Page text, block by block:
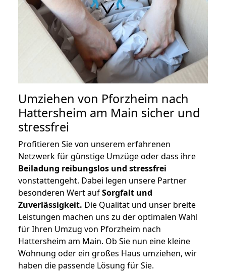
Umziehen von Pforzheim nach
Hattersheim am Main sicher und
stressfrei
Profitieren Sie von unserem erfahrenen
Netzwerk für günstige Umzüge oder dass ihre
Beiladung reibungslos und stressfrei
vonstattengeht. Dabei legen unsere Partner
besonderen Wert aufSorgfalt und
Zuverlässigkeit. Die Qualität und unser breite
Leistungen machen uns zu der optimalen Wahl
für Ihren Umzug von Pforzheim nach
Hattersheim am Main. Ob Sie nun eine kleine
Wohnung oder ein großes Haus umziehen, wir
haben die passende Lösung für Sie.